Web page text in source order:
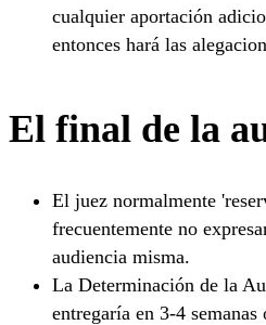
cualquier aportación
entonces hará las
El final de la
El juez normalmente
frecuentemente no
audiencia misma.
La Determinación de la
entregaría en 3-4 semanas